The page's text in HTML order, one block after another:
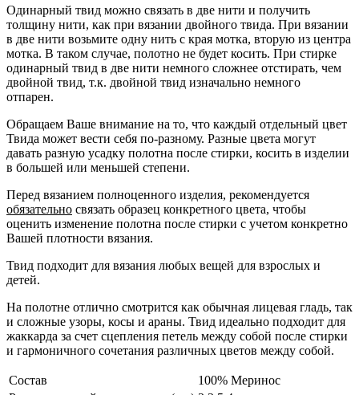
Одинарный твид можно связать в две нити и получить
толщину нити, как при вязании двойного твида. При вязании
в две нити возьмите одну нить с края мотка, вторую из центра
мотка. В таком случае, полотно не будет косить. При стирке
одинарный твид в две нити немного сложнее отстирать, чем
двойной твид, т.к. двойной твид изначально немного
отпарен.
Обращаем Ваше внимание на то, что каждый отдельный цвет
Твида может вести себя по-разному. Разные цвета могут
давать разную усадку полотна после стирки, косить в изделии
в большей или меньшей степени.
Перед вязанием полноценного изделия, рекомендуется
обязательно связать образец конкретного цвета, чтобы
оценить изменение полотна после стирки с учетом конкретно
Вашей плотности вязания.
Твид подходит для вязания любых вещей для взрослых и
детей.
На полотне отлично смотрится как обычная лицевая гладь, так
и сложные узоры, косы и араны. Твид идеально подходит для
жаккарда за счет сцепления петель между собой после стирки
и гармоничного сочетания различных цветов между собой.
Состав
100% Меринос